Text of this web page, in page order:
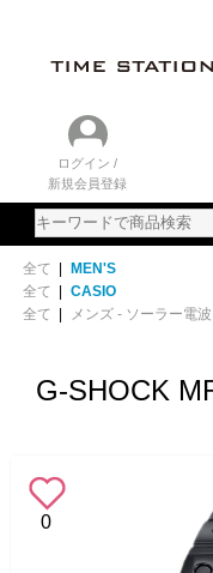
ログイン /
新規会員登録
全て | MEN'S
全て | CASIO
全て | メンズ - ソーラー電波
G-SHOCK
0
ニ